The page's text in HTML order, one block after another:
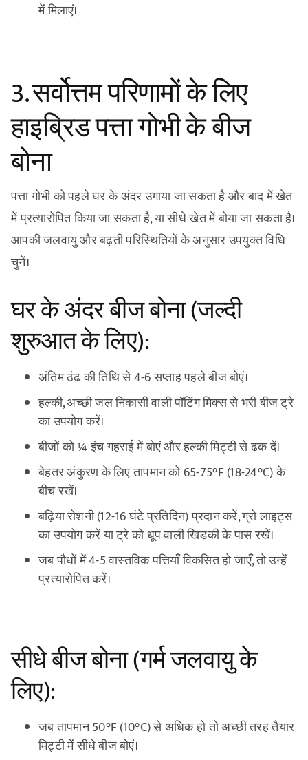
में मिलाएं।
3. सर्वोत्तम परिणामों के लिए
हाइब्रिड पत्ता गोभी के बीज
बोना
पत्ता गोभी को पहले घर के अंदर उगाया जा सकता है और बाद में खेत
में प्रत्यारोपित किया जा सकता है, या सीधे खेत में बोया जा सकता है।
आपकी जलवायु और बढ़ती परिस्थितियों के अनुसार उपयुक्त विधि
चुनें।
घर के अंदर बीज बोना (जल्दी
शुरुआत के लिए):
अंतिम ठंढ की तिथि से 4-6 सप्ताह पहले बीज बोएं।
हल्की, अच्छी जल निकासी वाली पॉटिंग मिक्स से भरी बीज ट्रे
का उपयोग करें।
बीजों को ¼ इंच गहराई में बोएं और हल्की मिट्टी से ढक दें।
बेहतर अंकुरण के लिए तापमान को 65-75°F (18-24°C) के
बीच रखें।
बढ़िया रोशनी (12-16 घंटे प्रतिदिन) प्रदान करें, ग्रो लाइट्स
का उपयोग करें या ट्रे को धूप वाली खिड़की के पास रखें।
जब पौधों में 4-5 वास्तविक पत्तियाँ विकसित हो जाएँ, तो उन्हें
प्रत्यारोपित करें।
सीधे बीज बोना (गर्म जलवायु के
लिए):
जब तापमान 50°F (10°C) से अधिक हो तो अच्छी तरह तैयार
मिट्टी में सीधे बीज बोएं।